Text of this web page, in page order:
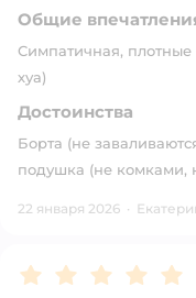
Общие
Симпатичная, плотные
хуа)
Достоинства
Борта (не
подушка (не комками,
22 января 2026 ·
Рейтинг:5